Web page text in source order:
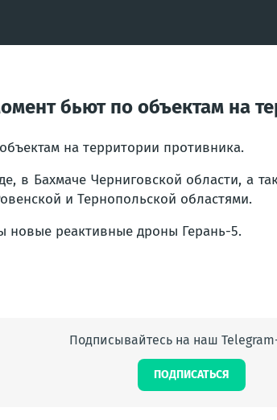
бьют по объектам на
на территории противника.
в Бахмаче Черниговской области, а
и Тернопольской областями.
реактивные дроны Герань-5.
Подписывайтесь на наш
ПОДПИСАТЬСЯ